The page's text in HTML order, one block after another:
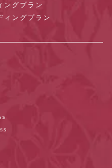
ングプラン
ィングプラン